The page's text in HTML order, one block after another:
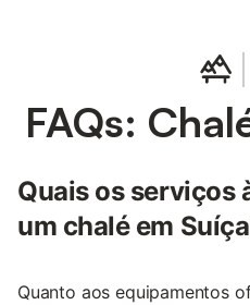
FAQs:
Quais os serviços
um chalé em
Quanto aos equipamentos